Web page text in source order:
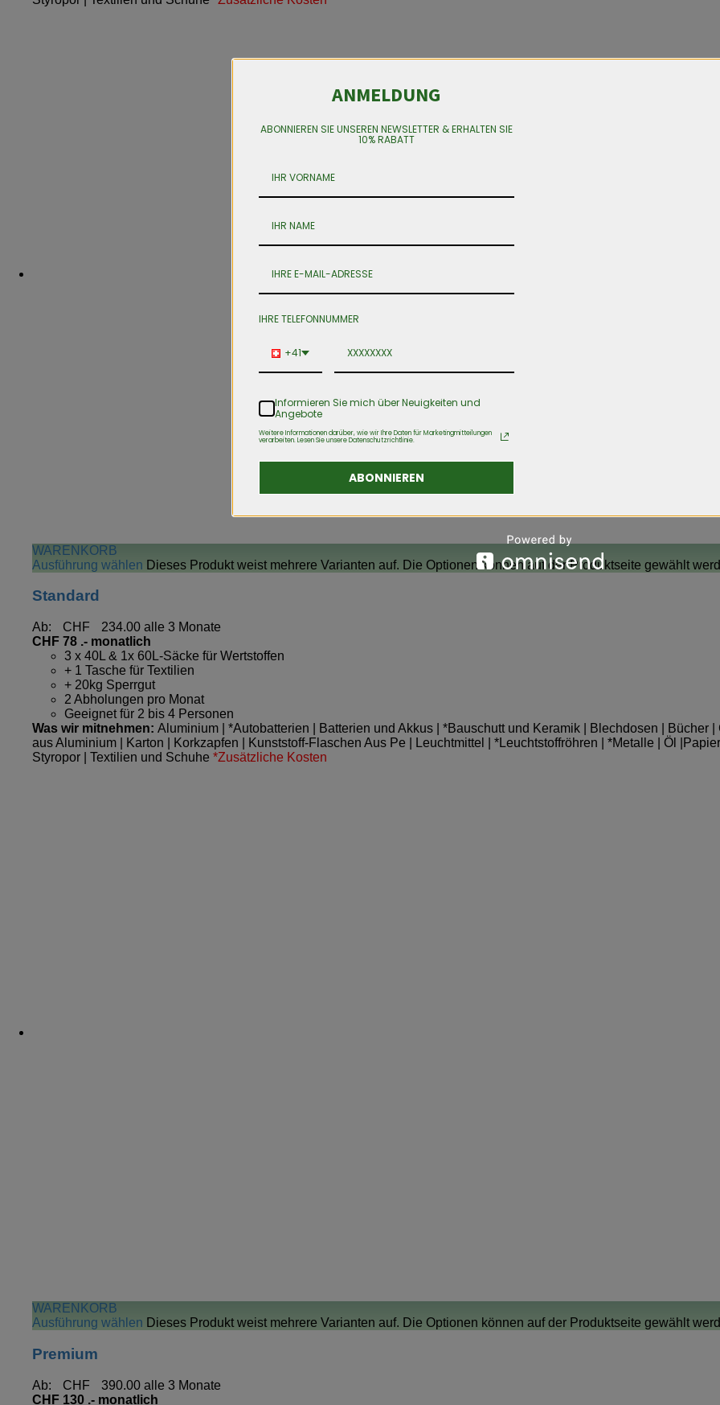
WARENKORB
Ausführung wählen Dieses Produkt weist mehrere Varianten auf. Die Optionen können auf der Produktseite gewählt
Standard
Ab: CHF 234.00 alle 3 Monate
CHF 78 .- monatlich
3 x 40L & 1x 60L-Säcke für Wertstoffen
+ 1 Tasche für Textilien
+ 20kg Sperrgut
2 Abholungen pro Monat
Geeignet für 2 bis 4 Personen
Was wir mitnehmen: Aluminium | *Autobatterien | Batterien und Akkus | *Bauschutt und Keramik | Blechdosen | Bücher
aus Aluminium | Karton | Korkzapfen | Kunststoff-Flaschen Aus Pe | Leuchtmittel | *Leuchtstoffröhren | *Metalle | Öl
Styropor | Textilien und Schuhe *Zusätzliche Kosten
WARENKORB
Ausführung wählen Dieses Produkt weist mehrere Varianten auf. Die Optionen können auf der Produktseite gewählt
Premium
Ab: CHF 390.00 alle 3 Monate
CHF 130 .- monatlich
ANMELDUNG
ABONNIEREN SIE UNSEREN NEWSLETTER & ERHALTEN SIE
10% RABATT
IHRE TELEFONNUMMER
+41
Informieren Sie mich über Neuigkeiten und
Angebote
Weitere Informationen darüber, wie wir Ihre Daten für Marketingmitteilungen
verarbeiten. Lesen Sie unsere Datenschutzrichtlinie.
ABONNIEREN